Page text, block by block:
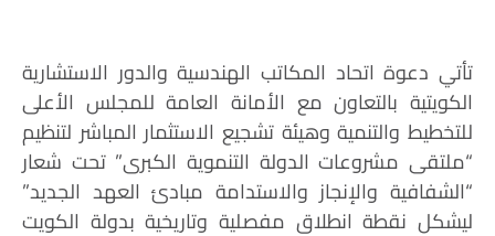
تأتي دعوة اتحاد المكاتب الهندسية والدور الاستشارية
الكويتية بالتعاون مع الأمانة العامة للمجلس الأعلى
للتخطيط والتنمية وهيئة تشجيع الاستثمار المباشر لتنظيم
“ملتقى مشروعات الدولة التنموية الكبرى” تحت شعار
“الشفافية والإنجاز والاستدامة مبادئ العهد الجديد”
ليشكل نقطة انطلاق مفصلية وتاريخية بدولة الكويت